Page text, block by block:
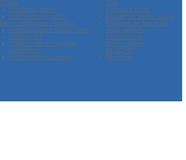
Outillage Alpex
Machines et outils
- attaches - fixation
Attaches pour tuyau Alpex
Colliers M7
Colliers M8 et Fixation
plomberie
Vis Tirefond Cheville
TTH
Coupure terre
Piquet de terre cuivre
Piquete de terre en
croix GALVA
Interrupteur
Prise + terre
BLOCHET
Peinture